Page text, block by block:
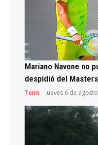
Mariano Navone no
despidió del
Tenis jueves 6 de